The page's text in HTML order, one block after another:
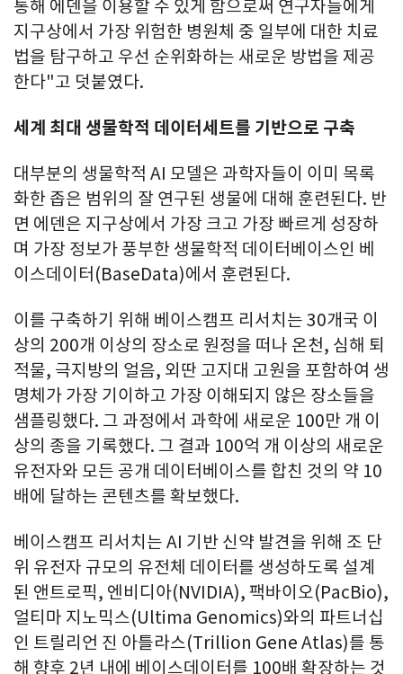
통해 에덴을 이용할 수 있게 함으로써 연구자들에게
지구상에서 가장 위험한 병원체 중 일부에 대한 치료
법을 탐구하고 우선 순위화하는 새로운 방법을 제공
한다"고 덧붙였다.
세계 최대 생물학적 데이터세트를 기반으로 구축
대부분의 생물학적 AI 모델은 과학자들이 이미 목록
화한 좁은 범위의 잘 연구된 생물에 대해 훈련된다. 반
면 에덴은 지구상에서 가장 크고 가장 빠르게 성장하
며 가장 정보가 풍부한 생물학적 데이터베이스인 베
이스데이터(BaseData)에서 훈련된다.
이를 구축하기 위해 베이스캠프 리서치는 30개국 이
상의 200개 이상의 장소로 원정을 떠나 온천, 심해 퇴
적물, 극지방의 얼음, 외딴 고지대 고원을 포함하여 생
명체가 가장 기이하고 가장 이해되지 않은 장소들을
샘플링했다. 그 과정에서 과학에 새로운 100만 개 이
상의 종을 기록했다. 그 결과 100억 개 이상의 새로운
유전자와 모든 공개 데이터베이스를 합친 것의 약 10
배에 달하는 콘텐츠를 확보했다.
베이스캠프 리서치는 AI 기반 신약 발견을 위해 조 단
위 유전자 규모의 유전체 데이터를 생성하도록 설계
된 앤트로픽, 엔비디아(NVIDIA), 팩바이오(PacBio),
얼티마 지노믹스(Ultima Genomics)와의 파트너십
인 트릴리언 진 아틀라스(Trillion Gene Atlas)를 통
해 향후 2년 내에 베이스데이터를 100배 확장하는 것